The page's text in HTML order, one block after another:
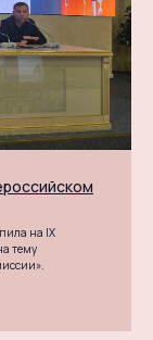
на IX
тему